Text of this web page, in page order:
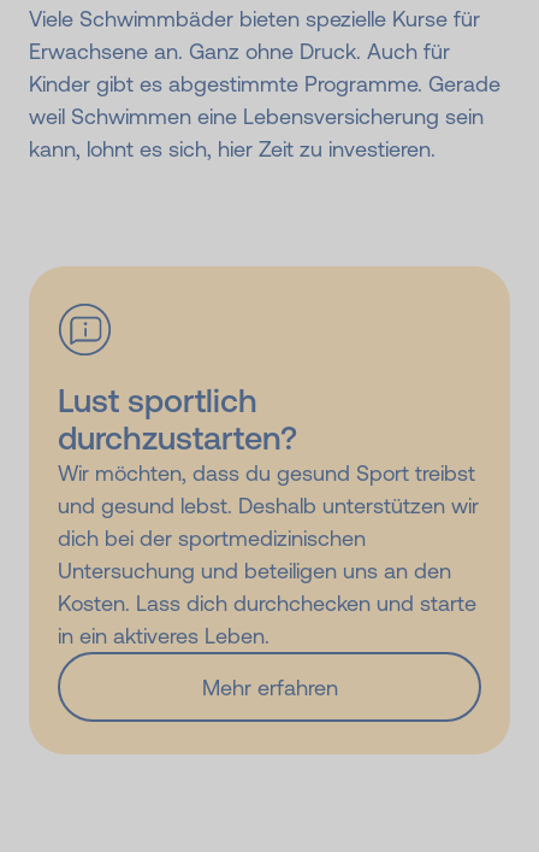
Viele Schwimmbäder bieten spezielle Kurse für
Erwachsene an. Ganz ohne Druck. Auch für
Kinder gibt es abgestimmte Programme. Gerade
weil Schwimmen eine Lebensversicherung sein
kann, lohnt es sich, hier Zeit zu investieren.
Lust sportlich
durchzustarten?
Wir möchten, dass du gesund Sport treibst
und gesund lebst. Deshalb unterstützen wir
dich bei der sportmedizinischen
Untersuchung und beteiligen uns an den
Kosten. Lass dich durchchecken und starte
in ein aktiveres Leben.
Mehr erfahren